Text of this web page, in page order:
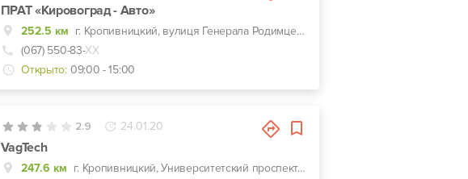
ПРАТ «Кировоград - Авто»
252.5 км
г. Кропивницкий, вулиця Генерала Родимцева, 123
(067) 550-83-ХХ
Открыто: 09:00 - 15:00
2.9 24.01.20
VagTech
247.6 км
г. Кропивницкий, Университетский проспект, 25г